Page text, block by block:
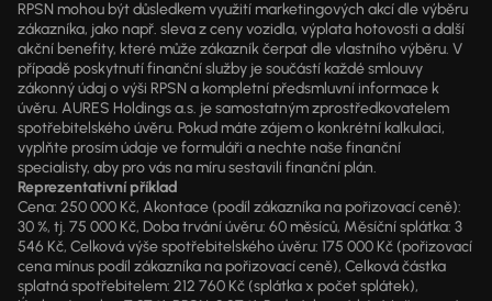
RPSN mohou být důsledkem využití marketingových akcí dle výběru
zákazníka, jako např. sleva z ceny vozidla, výplata hotovosti a další
akční benefity, které může zákazník čerpat dle vlastního výběru. V
případě poskytnutí finanční služby je součástí každé smlouvy
zákonný údaj o výši RPSN a kompletní předsmluvní informace k
úvěru. AURES Holdings a.s. je samostatným zprostředkovatelem
spotřebitelského úvěru. Pokud máte zájem o konkrétní kalkulaci,
vyplňte prosím údaje ve formuláři a nechte naše finanční
specialisty, aby pro vás na míru sestavili finanční plán.
Reprezentativní příklad
Cena: 250 000 Kč, Akontace (podíl zákazníka na pořizovací ceně):
30 %, tj. 75 000 Kč, Doba trvání úvěru: 60 měsíců, Měsíční splátka: 3
546 Kč, Celková výše spotřebitelského úvěru: 175 000 Kč (pořizovací
cena mínus podíl zákazníka na pořizovací ceně), Celková částka
splatná spotřebitelem: 212 760 Kč (splátka x počet splátek),